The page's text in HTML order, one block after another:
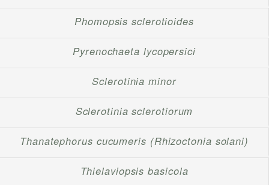
Phomopsis sclerotioides
Pyrenochaeta lycopersici
Sclerotinia minor
Sclerotinia sclerotiorum
Thanatephorus cucumeris (Rhizoctonia solani)
Thielaviopsis basicola